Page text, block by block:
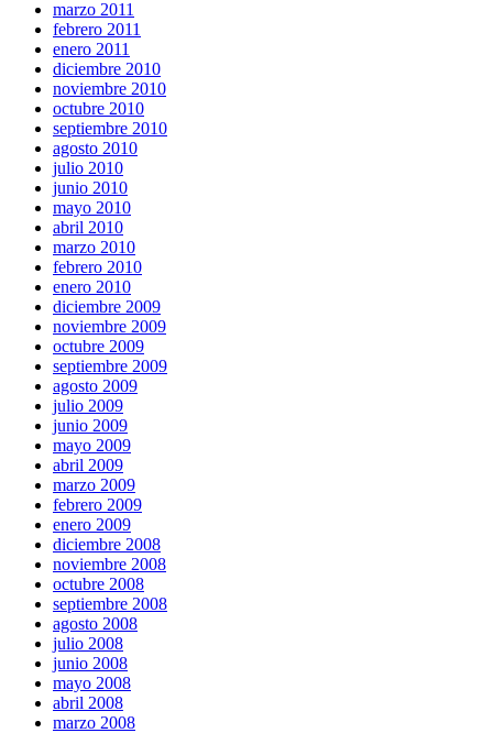
marzo 2011
febrero 2011
enero 2011
diciembre 2010
noviembre 2010
octubre 2010
septiembre 2010
agosto 2010
julio 2010
junio 2010
mayo 2010
abril 2010
marzo 2010
febrero 2010
enero 2010
diciembre 2009
noviembre 2009
octubre 2009
septiembre 2009
agosto 2009
julio 2009
junio 2009
mayo 2009
abril 2009
marzo 2009
febrero 2009
enero 2009
diciembre 2008
noviembre 2008
octubre 2008
septiembre 2008
agosto 2008
julio 2008
junio 2008
mayo 2008
abril 2008
marzo 2008